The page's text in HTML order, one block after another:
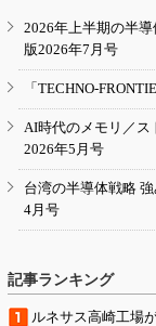
展
2026年上半期の半
版2026年7月号
「TECHNO-
AI時代のメモリ／
2026年5月号
台湾の半導体戦略
4月号
記事ランキング
ルネサス高崎工場